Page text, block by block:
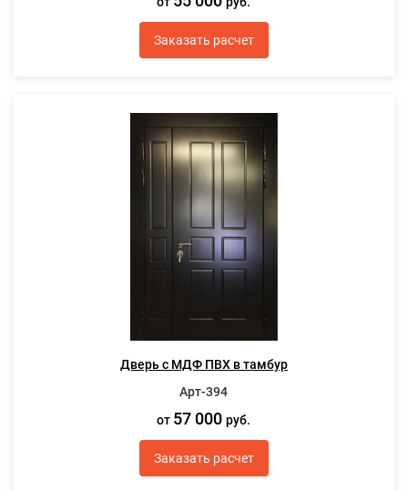
Заказать расчет
Дверь с МДФ ПВХ в тамбур
Арт-394
от 57 000руб.
Заказать расчет